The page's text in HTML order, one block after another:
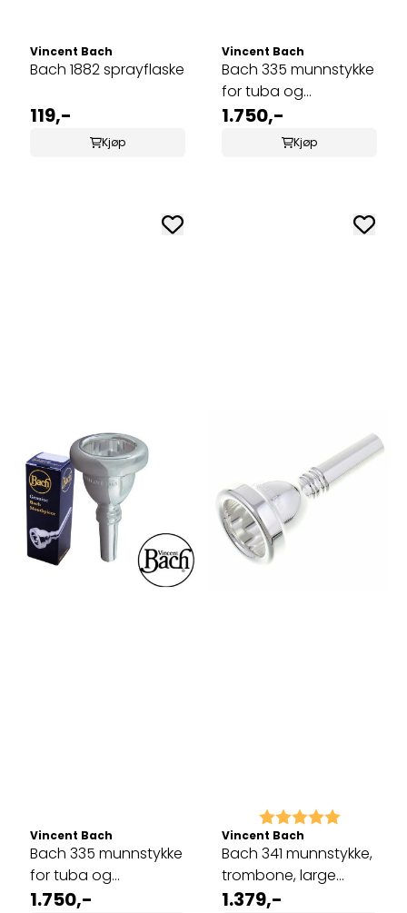
Vincent Bach
Bach 1882 sprayflaske
119,-
Kjøp
Vincent Bach
Bach 335 munnstykke
for tuba og
sousaphone 18
1.750,-
Kjøp
Vincent Bach
Bach 335 munnstykke
for tuba og
sousaphone 24AW
1.750,-
Karakter: 5.0 av 5
Vincent Bach
Bach 341 munnstykke,
trombone, large
shank 1G
1.379,-